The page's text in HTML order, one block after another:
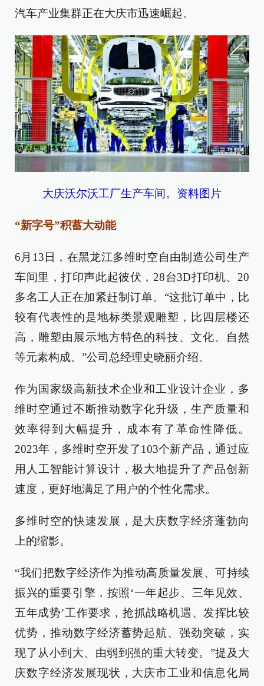
汽车产业集群正在大庆市迅速崛起。
大庆沃尔沃工厂生产车间。资料图片
“新字号”积蓄大动能
6月13日，在黑龙江多维时空自由制造公司生产
车间里，打印声此起彼伏，28台3D打印机、20
多名工人正在加紧赶制订单。“这批订单中，比
较有代表性的是地标类景观雕塑，比四层楼还
高，雕塑由展示地方特色的科技、文化、自然
等元素构成。”公司总经理史晓丽介绍。
作为国家级高新技术企业和工业设计企业，多
维时空通过不断推动数字化升级，生产质量和
效率得到大幅提升，成本有了革命性降低。
2023年，多维时空开发了103个新产品，通过应
用人工智能计算设计，极大地提升了产品创新
速度，更好地满足了用户的个性化需求。
多维时空的快速发展，是大庆数字经济蓬勃向
上的缩影。
“我们把数字经济作为推动高质量发展、可持续
振兴的重要引擎，按照‘一年起步、三年见效、
五年成势’工作要求，抢抓战略机遇、发挥比较
优势，推动数字经济蓄势起航、强劲突破，实
现了从小到大、由弱到强的重大转变。”提及大
庆数字经济发展现状，大庆市工业和信息化局